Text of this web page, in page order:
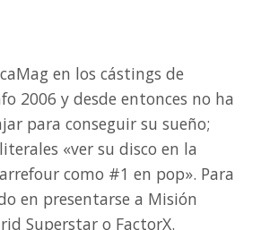
en los cástings de
2006 y desde entonces no ha
para conseguir su sueño;
«ver su disco en la
como #1 en pop». Para
en presentarse a Misión
Superstar o FactorX.